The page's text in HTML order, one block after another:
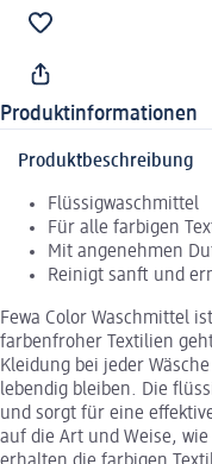
Produktinformationen
Produktbeschreibung
Flüssigwaschmittel
Für alle farbigen
Mit angenehmen
Reinigt sanft und
Fewa Color Waschmittel
farbenfroher Textilien
Kleidung bei jeder
lebendig bleiben. Die
und sorgt für eine
auf die Art und Weise,